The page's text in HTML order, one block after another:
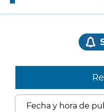
Fecha y hora de